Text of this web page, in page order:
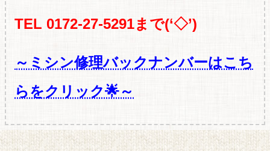
TEL 0172-27-5291まで(‘◇’)ゞ
～ミシン修理バックナンバーはこち
らをクリック🌟～